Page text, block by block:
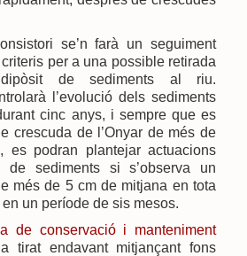
se’n farà un seguiment
per a una possible retirada
de sediments al riu.
l’evolució dels sediments
cinc anys, i sempre que es
crescuda de l’Onyar de més de
es podran plantejar actuacions
de sediments si s’observa un
més de 5 cm de mitjana en tota
en un període de sis mesos.
de conservació i manteniment
tirat endavant mitjançant fons